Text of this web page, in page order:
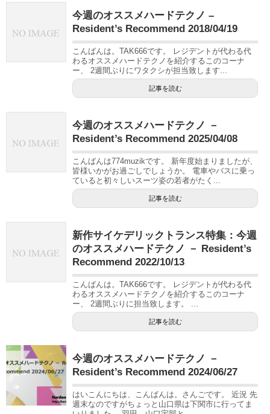
今週のオススメハードテクノ –
Resident’s Recommend 2018/04/19
こんばんは。TAK666です。 レジデントが代わる代
わるオススメハードテクノを紹介するこのコーナ
ー、 2週間ぶりにワタクシが担当致します...
記事を読む
今週のオススメハードテクノ －
Resident’s Recommend 2025/04/08
こんばんは774muzikです。 新年度始まりましたが、
皆様いかがお過ごしでしょうか。 電車やバスに乗っ
ていると初々しいスーツ姿の若者がたく...
記事を読む
新作サイケデリックトランス特集：今週
のオススメハードテクノ － Resident’s
Recommend 2022/10/13
こんばんは。TAK666です。 レジデントが代わる代
わるオススメハードテクノを紹介するこのコーナ
ー、 2週間ぶりに担当致します。 ...
記事を読む
今週のオススメハードテクノ －
Resident’s Recommend 2024/06/27
はいこんにちは、こんばんは。さんごです。 近況 先
週末なのですがちょっと山口県は下関市に行ってま